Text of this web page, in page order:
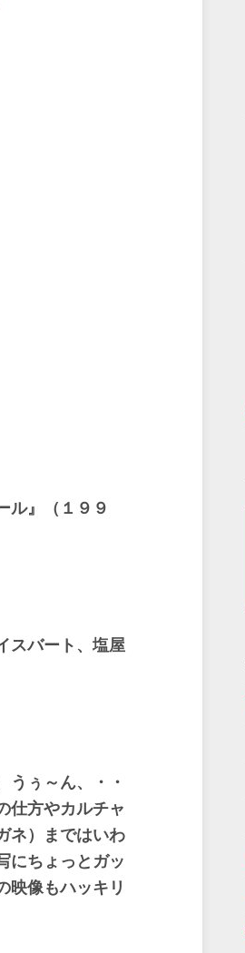
ル』（１９９
スバート、塩屋
うぅ～ん、・・
仕方やカルチャ
ネ）まではいわ
にちょっとガッ
映像もハッキリ